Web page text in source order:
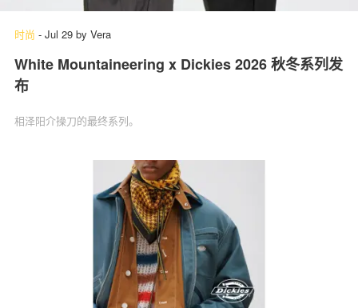
时尚 - Jul 29 by Vera
White Mountaineering x Dickies 2026 秋冬系列发
布
相泽阳介操刀的最终系列。